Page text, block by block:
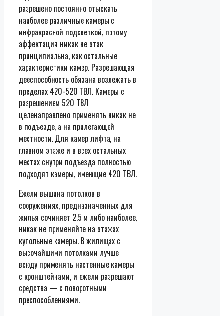
разрешено постоянно отыскать
наиболее различные камеры с
инфракрасной подсветкой, потому
аффектация никак не этак
принципиальна, как остальные
характеристики камер. Разрешающая
дееспособность обязана возлежать в
пределах 420-520 ТВЛ. Камеры с
разрешением 520 ТВЛ
целенаправлено применять никак не
в подъезде, а на прилегающей
местности. Для камер лифта, на
главном этаже и в всех остальных
местах снутри подъезда полностью
подходят камеры, имеющие 420 ТВЛ.
Ежели вышина потолков в
сооружениях, предназначенных для
жилья сочиняет 2,5 м либо наиболее,
никак не применяйте на этажах
купольные камеры. В жилищах с
высочайшими потолками лучше
всюду применять настенные камеры
с кронштейнами, и ежели разрешают
средства — с поворотными
преспособлениями.